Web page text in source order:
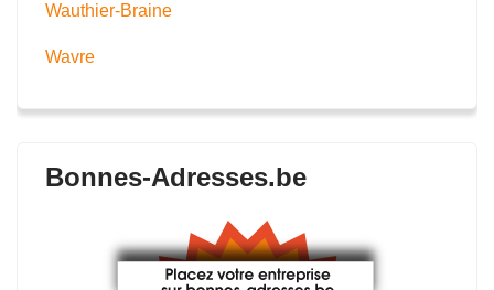
Wauthier-Braine
Wavre
Bonnes-Adresses.be